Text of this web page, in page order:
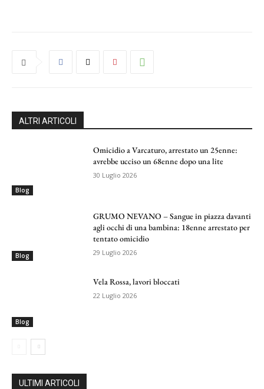
ALTRI ARTICOLI
Blog
Omicidio a Varcaturo, arrestato un 25enne:
avrebbe ucciso un 68enne dopo una lite
30 Luglio 2026
Blog
GRUMO NEVANO – Sangue in piazza davanti
agli occhi di una bambina: 18enne arrestato per
tentato omicidio
29 Luglio 2026
Blog
Vela Rossa, lavori bloccati
22 Luglio 2026
ULTIMI ARTICOLI